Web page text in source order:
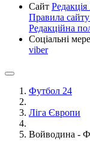
Сайт Редакція
Правила сайту
Редакційна
Соціальні
viber
Футбол 24
Ліга Європи
Войводина -